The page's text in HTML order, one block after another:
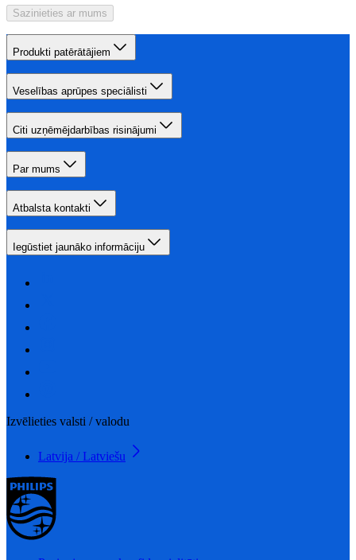
Sazinieties ar mums
Produkti patērātājiem
Veselības aprūpes speciālisti
Citi uzņēmējdarbības risinājumi
Par mums
Atbalsta kontakti
Iegūstiet jaunāko informāciju
Izvēlieties valsti / valodu
Latvija / Latviešu